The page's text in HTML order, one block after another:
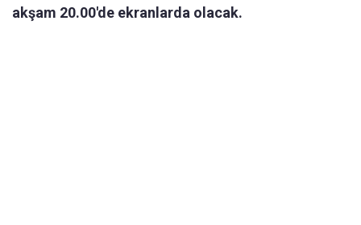
akşam 20.00'de ekranlarda olacak.